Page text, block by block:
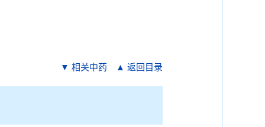
▼ 相关中药 ▲ 返回目录